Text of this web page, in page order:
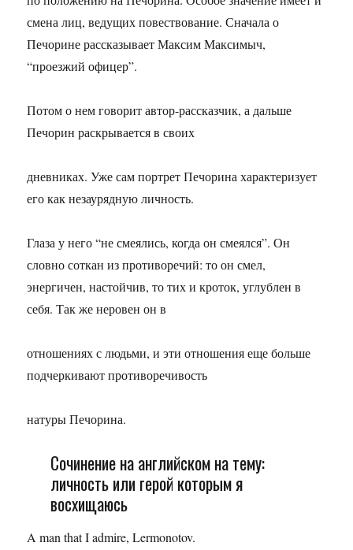
смена лиц, ведущих повествование. Сначала о
Печорине рассказывает Максим Максимыч,
“проезжий офицер”.
Потом о нем говорит автор-рассказчик, а дальше
Печорин раскрывается в своих
дневниках. Уже сам портрет Печорина характеризует
его как незаурядную личность.
Глаза у него “не смеялись, когда он смеялся”. Он
словно соткан из противоречий: то он смел,
энергичен, настойчив, то тих и кроток, углублен в
себя. Так же неровен он в
отношениях с людьми, и эти отношения еще больше
подчеркивают противоречивость
натуры Печорина.
Сочинение на английском на тему:
личность или герой которым я
восхищаюсь
A man that I admire, Lermonotov.